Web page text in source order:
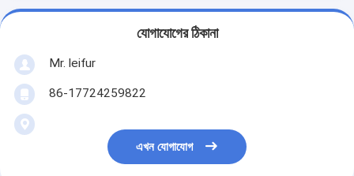
যোগাযোগের ঠিকানা
Mr. leifur
86-17724259822
এখন যোগাযোগ